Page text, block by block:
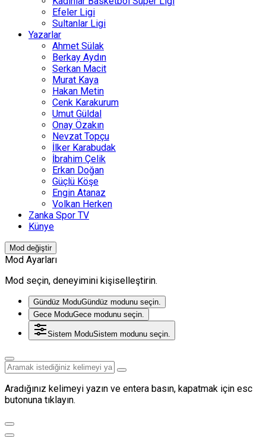
Efeler Ligi
Sultanlar Ligi
Yazarlar
Ahmet Sülak
Berkay Aydın
Serkan Macit
Murat Kaya
Hakan Metin
Cenk Karakurum
Umut Güldal
Onay Özakın
Nevzat Topçu
İlker Karabudak
İbrahim Çelik
Erkan Doğan
Güçlü Köşe
Engin Atanaz
Volkan Herken
Zanka Spor TV
Künye
Mod değiştir
Mod Ayarları
Mod seçin, deneyimini kişiselleştirin.
Gündüz ModuGündüz modunu seçin.
Gece ModuGece modunu seçin.
Sistem ModuSistem modunu seçin.
Aradığınız kelimeyi yazın ve entera basın, kapatmak için esc
butonuna tıklayın.